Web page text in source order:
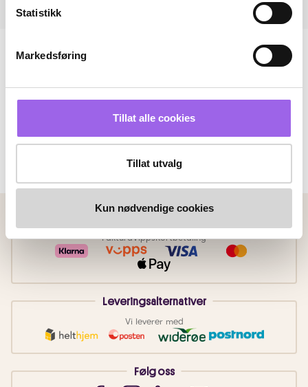
Statistikk
Markedsføring
Tillat alle cookies
Tillat utvalg
Kun nødvendige cookies
FakturaVippsKortbetaling
Leveringsalternativer
Vi leverer med
Følg oss